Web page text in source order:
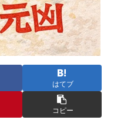
はてブ
コピー